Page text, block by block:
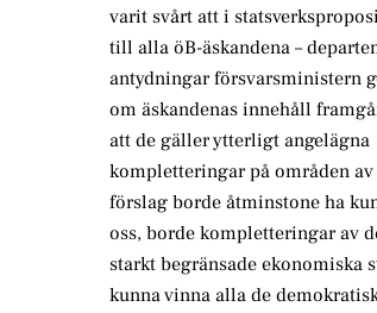
varit svårt att i
till alla öB-äskandena –
antydningar försvarsministern
om äskandenas innehåll
att de gäller ytterligt angelägna
kompletteringar på områden
förslag borde åtminstone ha
oss, borde kompletteringar av
starkt begränsade ekonomiska
kunna vinna alla de